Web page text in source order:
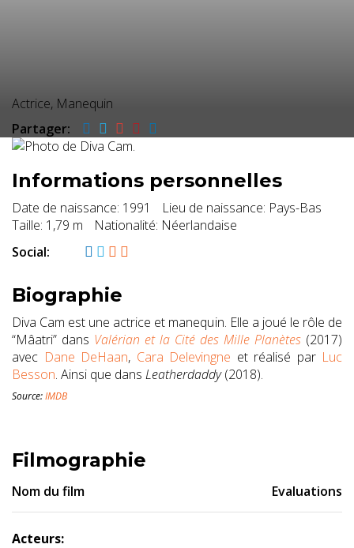
Actrice, Manequin
Partager:
Informations personnelles
Date de naissance: 1991 Lieu de naissance: Pays-Bas
Taille: 1,79 m Nationalité: Néerlandaise
Social:
Biographie
Diva Cam est une actrice et manequin. Elle a joué le rôle de
“Mâatri” dans Valérian et la Cité des Mille Planètes (2017)
avec Dane DeHaan, Cara Delevingne et réalisé par Luc
Besson. Ainsi que dans Leatherdaddy(2018).
Source:IMDB
Filmographie
Nom du film Evaluations
Acteurs: